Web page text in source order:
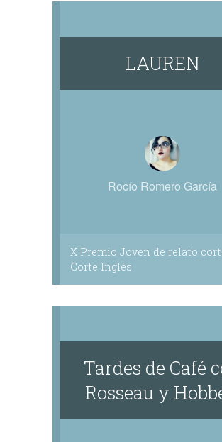
LAUREN
Rocío Romero García
X Premio Joven de relato
Corte Inglés
Tardes de Café
Rosseau y